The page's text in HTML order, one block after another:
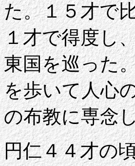
た。１５才で
１才で得度し
東国を巡った
を歩いて人心
の布教に専念
円仁４４才の